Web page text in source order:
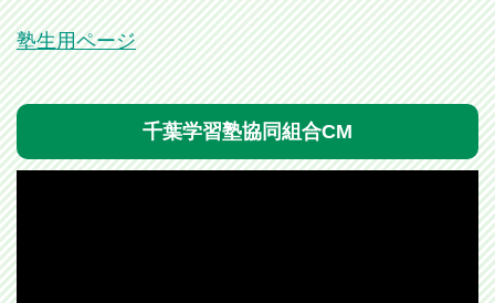
塾生用ページ
千葉学習塾協同組合CM
動
画
プ
レ
ー